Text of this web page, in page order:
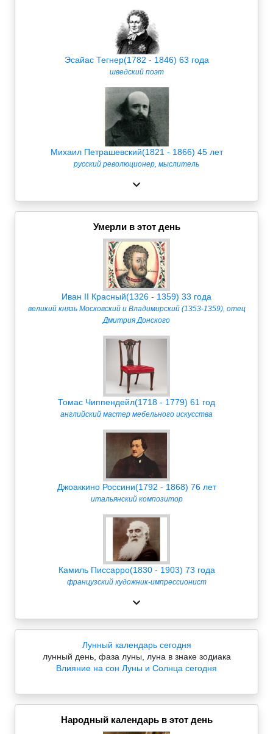
Эсайас Тегнер(1782 - 1846) 63 года
шведский поэт
Михаил Петрашевский(1821 - 1866) 45 лет
русский революционер, мыслитель
Умерли в этот день
Иван II Красный(1326 - 1359) 33 года
великий князь Московский и Владимирский (1353-1359), отец
Дмитрия Донского
Томас Чиппендейл(1718 - 1779) 61 год
английский мастер мебельного искусства
Джоаккино Россини(1792 - 1868) 76 лет
итальянский композитор
Камиль Писсарро(1830 - 1903) 73 года
французский художник-импрессионист
Лунный календарь сегодня
лунный день, фаза луны, луна в знаке зодиака
Влияние на сон Луны и Солнца сегодня
Народный календарь в этот день